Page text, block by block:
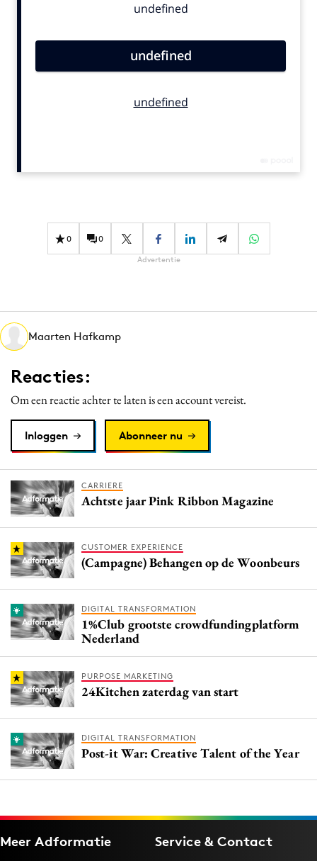
Contentmarketing
Effectiviteit
Gedragsverandering
Martech
Media
Merkstrategie
Programmatic
Purpose Marketing
Reputatie & crisis
0 0
Advertentie
Maarten Hafkamp
Reacties:
Om een reactie achter te laten is een account vereist.
Inloggen Abonneer nu
CARRIERE
Achtste jaar Pink Ribbon Magazine
CUSTOMER EXPERIENCE
(Campagne) Behangen op de Woonbeurs
DIGITAL TRANSFORMATION
1%Club grootste crowdfundingplatform
Nederland
PURPOSE MARKETING
24Kitchen zaterdag van start
DIGITAL TRANSFORMATION
Post-it War: Creative Talent of the Year
Meer Adformatie Service & Contact